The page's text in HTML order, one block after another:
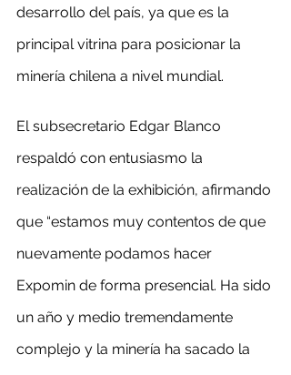
desarrollo del país, ya que es la
principal vitrina para posicionar la
minería chilena a nivel mundial.
El subsecretario Edgar Blanco
respaldó con entusiasmo la
realización de la exhibición, afirmando
que “estamos muy contentos de que
nuevamente podamos hacer
Expomin de forma presencial. Ha sido
un año y medio tremendamente
complejo y la minería ha sacado la